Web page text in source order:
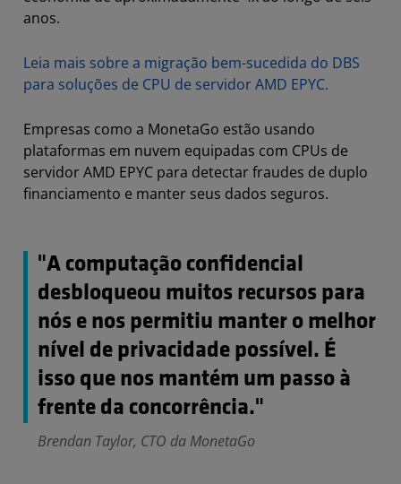
anos.
Leia mais sobre a migração bem-sucedida do DBS
para soluções de CPU de servidor AMD EPYC.
Empresas como a MonetaGo estão usando
plataformas em nuvem equipadas com CPUs de
servidor AMD EPYC para detectar fraudes de duplo
financiamento e manter seus dados seguros.
"A computação confidencial
desbloqueou muitos recursos para
nós e nos permitiu manter o melhor
nível de privacidade possível. É
isso que nos mantém um passo à
frente da concorrência."
Brendan Taylor, CTO da MonetaGo